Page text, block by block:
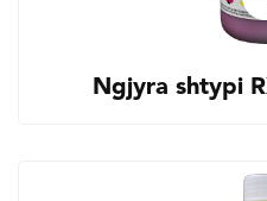
Ngjyra shtypi